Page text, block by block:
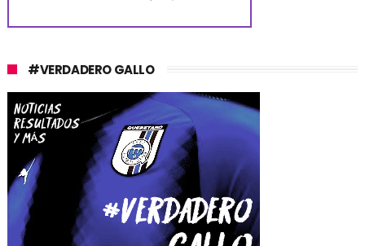
#VERDADERO GALLO